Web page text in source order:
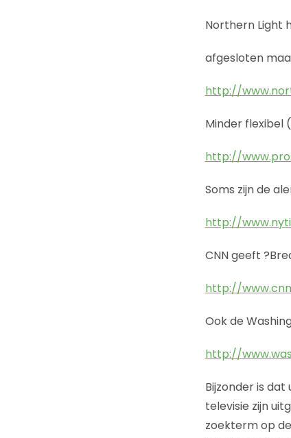
Northern Light
afgesloten
http://
Minder flexibel
http://
Soms zijn de
http://
CNN geeft
http://
Ook de
http://
Bijzonder is
televisie zijn
zoekterm op